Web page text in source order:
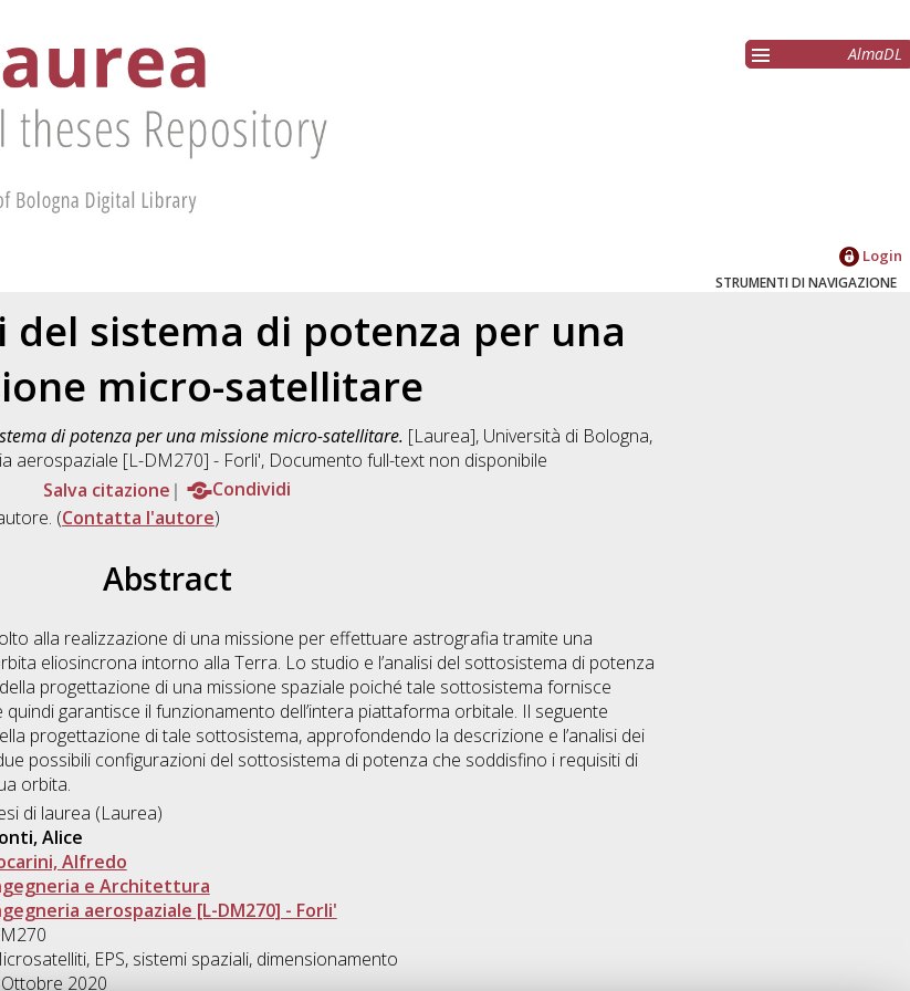
AlmaDL
Login
STRUMENTI DI NAVIGAZIONE
del sistema di potenza per una
micro-satellitare
di potenza per una missione micro-satellitare. [Laurea], Università di Bologna,
aerospaziale [L-DM270] - Forli', Documento full-text non disponibile
Salva citazione
Condividi
(Contatta l'autore)
Abstract
alla realizzazione di una missione per effettuare astrografia tramite una
eliosincrona intorno alla Terra. Lo studio e l’analisi del sottosistema di potenza
progettazione di una missione spaziale poiché tale sottosistema fornisce
garantisce il funzionamento dell’intera piattaforma orbitale. Il seguente
progettazione di tale sottosistema, approfondendo la descrizione e l’analisi dei
possibili configurazioni del sottosistema di potenza che soddisfino i requisiti di
orbita.
di laurea (Laurea)
Alice
Alfredo
e Architettura
aerospaziale [L-DM270] - Forli'
EPS, sistemi spaziali, dimensionamento
2020